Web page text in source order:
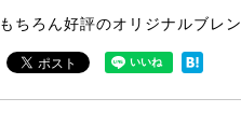
もちろん好評のオリジナルブレ